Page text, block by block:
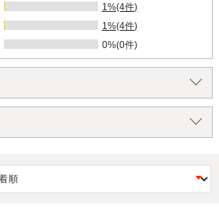
1%(4件)
1%(4件)
0%(0件)